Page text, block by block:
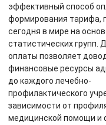
эффективный способ
формирования тарифа,
сегодня в мире на
статистических групп.
оплаты позволяет
финансовые ресурсы
до каждого лечебно-
профилактического
зависимости от
медицинской помощи и